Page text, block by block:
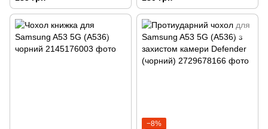
Full (бампер)
−8%